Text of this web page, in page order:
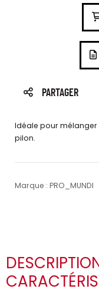
PARTAGER
Idéale pour mélanger
pilon.
Marque : PRO_MUNDI